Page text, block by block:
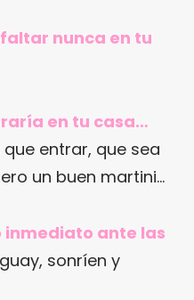
nunca en tu
en tu casa…
que entrar, que sea
un buen martini…
inmediato ante las
sonríen y